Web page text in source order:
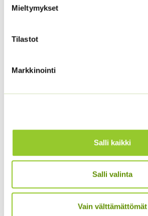
Mieltymykset
Tilastot
Markkinointi
Salli kaikki
Salli valinta
Vain välttämättömät
s.
4,90€